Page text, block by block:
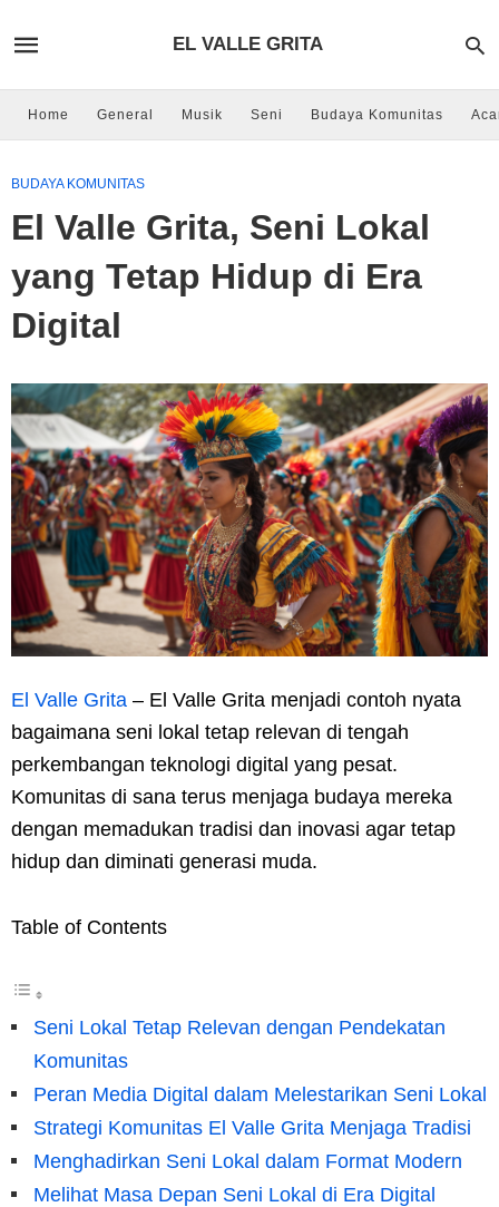
EL VALLE GRITA
Home General Musik Seni Budaya Komunitas
BUDAYA KOMUNITAS
El Valle Grita, Seni Lokal
yang Tetap Hidup di Era
Digital
El Valle Grita – El Valle Grita menjadi contoh nyata
bagaimana seni lokal tetap relevan di tengah
perkembangan teknologi digital yang pesat.
Komunitas di sana terus menjaga budaya mereka
dengan memadukan tradisi dan inovasi agar tetap
hidup dan diminati generasi muda.
Table of Contents
Seni Lokal Tetap Relevan dengan Pendekatan
Komunitas
Peran Media Digital dalam Melestarikan Seni Lokal
Strategi Komunitas El Valle Grita Menjaga Tradisi
Menghadirkan Seni Lokal dalam Format Modern
Melihat Masa Depan Seni Lokal di Era Digital